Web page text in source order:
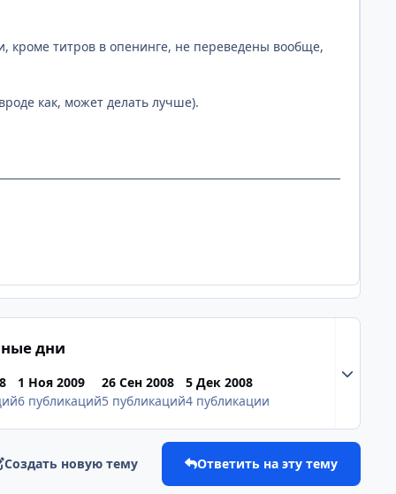
кроме титров в опенинге, не переведены вообще,
как, может делать лучше).
дни
1 Ноя 2009
6 публикаций
26 Сен 2008
5 публикаций
5 Дек 2008
4 публикации
Создать новую тему Ответить на эту тему